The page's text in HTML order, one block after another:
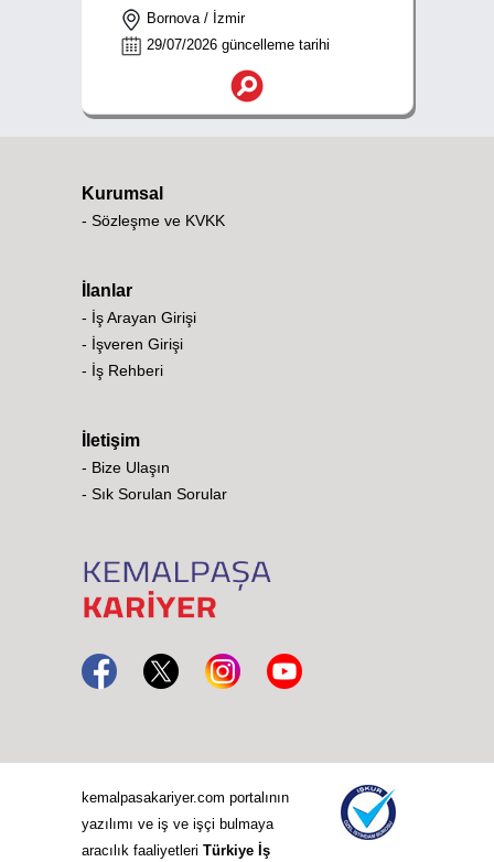
Bornova / İzmir
29/07/2026 güncelleme tarihi
Kurumsal
- Sözleşme ve KVKK
İlanlar
- İş Arayan Girişi
- İşveren Girişi
- İş Rehberi
İletişim
- Bize Ulaşın
- Sık Sorulan Sorular
kemalpasakariyer.com portalının
yazılımı ve iş ve işçi bulmaya
aracılık faaliyetleri Türkiye İş